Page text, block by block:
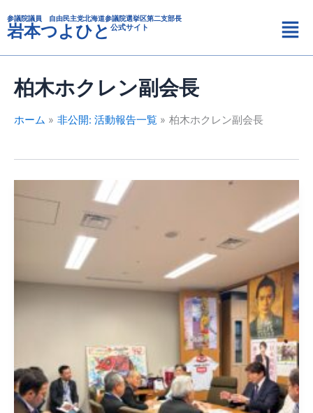
容
を
ス
参議院議員 自由民主党北海道参議院選挙区第二支部長
岩本つよひと 公式サイト
メ
ニ
ュ
柏木ホクレン副会長
ホーム 非公開: 活動報告一覧 柏木ホクレン副会長
樽
井
本
テ
ゴ